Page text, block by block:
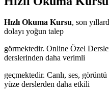
Hızlı Okuma Kursu, son
dolayı yoğun talep
görmektedir. Online Özel
derslerinden daha verimli
geçmektedir. Canlı, ses,
yüze derslerden daha etkili